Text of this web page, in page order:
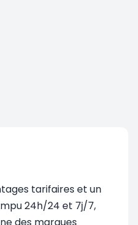
tarifaires et un
24h/24 et 7j/7,
des marques